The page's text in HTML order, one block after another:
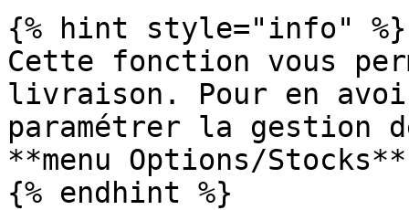
{% hint style="info" %}
Cette fonction vous
livraison. Pour en
paramétrer la gestion
**menu Options/
{% endhint %}